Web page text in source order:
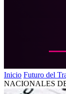
Inicio Futuro del
NACIONALES